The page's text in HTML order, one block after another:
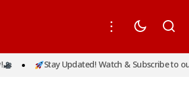
Stay Updated! Watch & Subscribe to our